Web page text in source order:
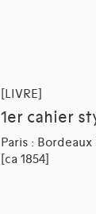
[LIVRE]
1er cahier
Paris :
[ca 1854]